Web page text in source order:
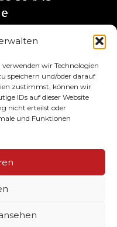
wir Technologien
speichern und/oder darauf
zustimmst, können wir
IDs auf dieser Website
nicht erteilst oder
und Funktionen
HQ Jan Lehrian
Impressum
AGB